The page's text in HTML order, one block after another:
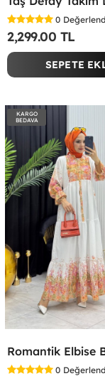
0
2,299.00 TL
SEPETE
KARGO
BEDAVA
0